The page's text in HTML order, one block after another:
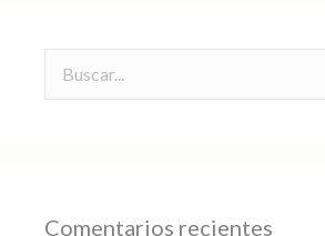
Comentarios recientes